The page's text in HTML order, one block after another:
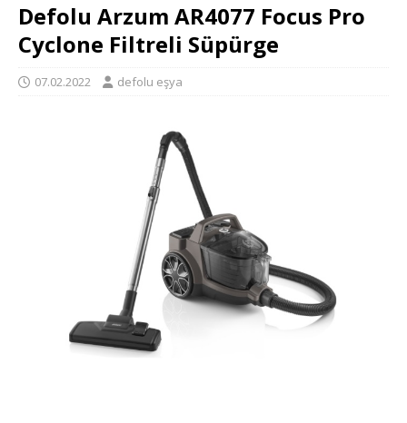
Defolu Arzum AR4077 Focus Pro
Cyclone Filtreli Süpürge
07.02.2022 defolu eşya